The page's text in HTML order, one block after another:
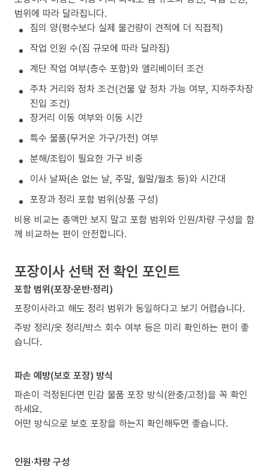
범위에 따라 달라집니다.
짐의 양(평수보다 실제 물건량이 견적에 더 직접적)
작업 인원 수(짐 규모에 따라 달라짐)
계단 작업 여부(층수 포함)와 엘리베이터 조건
주차 거리와 정차 조건(건물 앞 정차 가능 여부, 지하주차장
진입 조건)
장거리 이동 여부와 이동 시간
특수 물품(무거운 가구/가전) 여부
분해/조립이 필요한 가구 비중
이사 날짜(손 없는 날, 주말, 월말/월초 등)와 시간대
포장과 정리 포함 범위(상품 구성)
비용 비교는 총액만 보지 말고 포함 범위와 인원/차량 구성을 함
께 비교하는 편이 안전합니다.
포장이사 선택 전 확인 포인트
포함 범위(포장·운반·정리)
포장이사라고 해도 정리 범위가 동일하다고 보기 어렵습니다.
주방 정리/옷 정리/박스 회수 여부 등은 미리 확인하는 편이 좋
습니다.
파손 예방(보호 포장) 방식
파손이 걱정된다면 민감 물품 포장 방식(완충/고정)을 꼭 확인
하세요.
어떤 방식으로 보호 포장을 하는지 확인해두면 좋습니다.
인원·차량 구성